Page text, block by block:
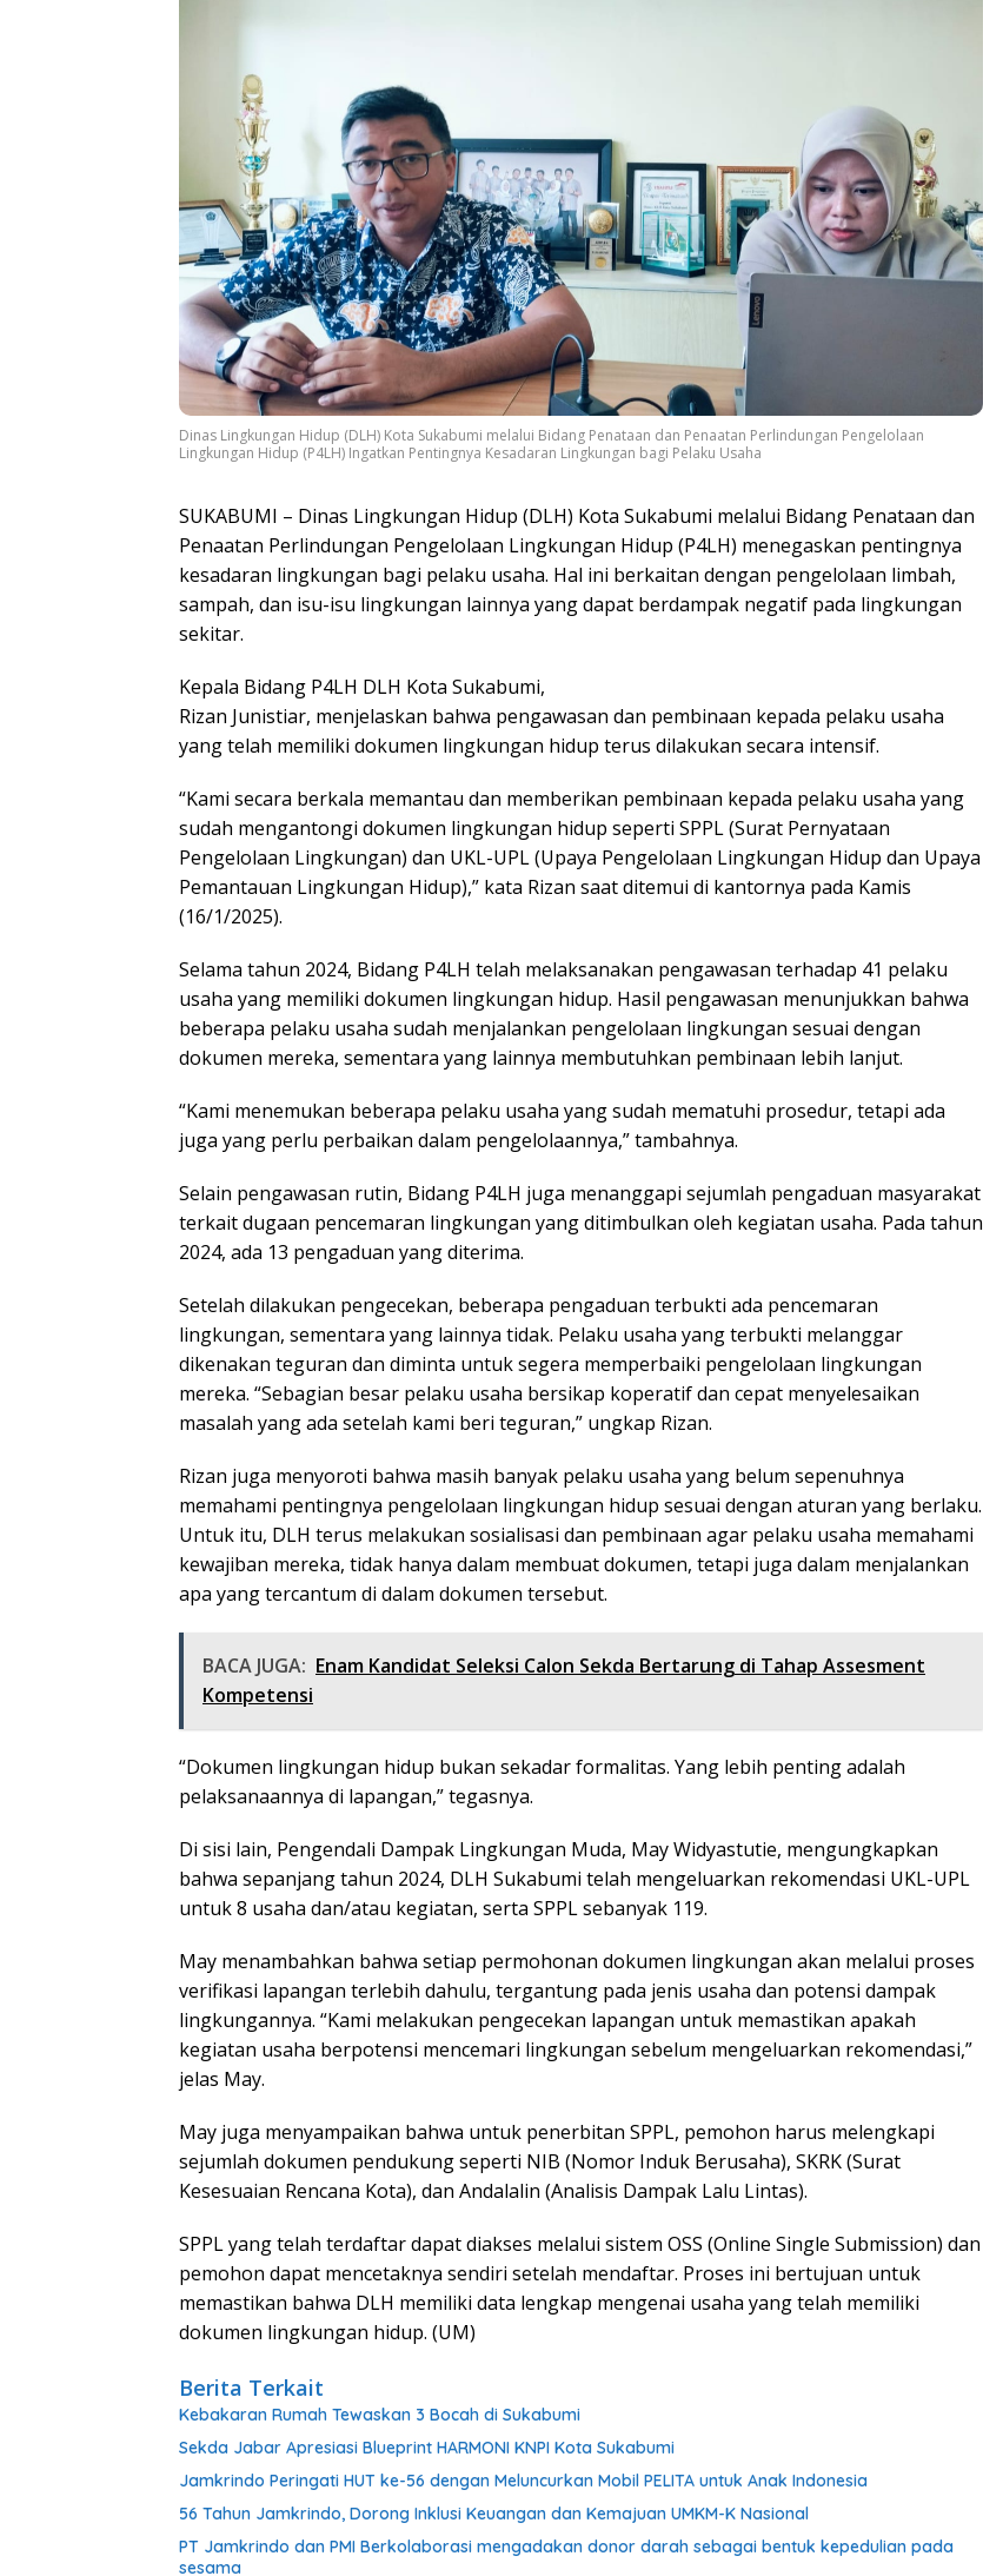
Dinas Lingkungan Hidup (DLH) Kota Sukabumi melalui Bidang Penataan dan Penaatan Perlindungan Pengelolaan
Lingkungan Hidup (P4LH) Ingatkan Pentingnya Kesadaran Lingkungan bagi Pelaku Usaha
SUKABUMI – Dinas Lingkungan Hidup (DLH) Kota Sukabumi melalui Bidang Penataan dan
Penaatan Perlindungan Pengelolaan Lingkungan Hidup (P4LH) menegaskan pentingnya
kesadaran lingkungan bagi pelaku usaha. Hal ini berkaitan dengan pengelolaan limbah,
sampah, dan isu-isu lingkungan lainnya yang dapat berdampak negatif pada lingkungan
sekitar.
Kepala Bidang P4LH DLH Kota Sukabumi,
Rizan Junistiar, menjelaskan bahwa pengawasan dan pembinaan kepada pelaku usaha
yang telah memiliki dokumen lingkungan hidup terus dilakukan secara intensif.
“Kami secara berkala memantau dan memberikan pembinaan kepada pelaku usaha yang
sudah mengantongi dokumen lingkungan hidup seperti SPPL (Surat Pernyataan
Pengelolaan Lingkungan) dan UKL-UPL (Upaya Pengelolaan Lingkungan Hidup dan Upaya
Pemantauan Lingkungan Hidup),” kata Rizan saat ditemui di kantornya pada Kamis
(16/1/2025).
Selama tahun 2024, Bidang P4LH telah melaksanakan pengawasan terhadap 41 pelaku
usaha yang memiliki dokumen lingkungan hidup. Hasil pengawasan menunjukkan bahwa
beberapa pelaku usaha sudah menjalankan pengelolaan lingkungan sesuai dengan
dokumen mereka, sementara yang lainnya membutuhkan pembinaan lebih lanjut.
“Kami menemukan beberapa pelaku usaha yang sudah mematuhi prosedur, tetapi ada
juga yang perlu perbaikan dalam pengelolaannya,” tambahnya.
Selain pengawasan rutin, Bidang P4LH juga menanggapi sejumlah pengaduan masyarakat
terkait dugaan pencemaran lingkungan yang ditimbulkan oleh kegiatan usaha. Pada tahun
2024, ada 13 pengaduan yang diterima.
Setelah dilakukan pengecekan, beberapa pengaduan terbukti ada pencemaran
lingkungan, sementara yang lainnya tidak. Pelaku usaha yang terbukti melanggar
dikenakan teguran dan diminta untuk segera memperbaiki pengelolaan lingkungan
mereka. “Sebagian besar pelaku usaha bersikap koperatif dan cepat menyelesaikan
masalah yang ada setelah kami beri teguran,” ungkap Rizan.
Rizan juga menyoroti bahwa masih banyak pelaku usaha yang belum sepenuhnya
memahami pentingnya pengelolaan lingkungan hidup sesuai dengan aturan yang berlaku.
Untuk itu, DLH terus melakukan sosialisasi dan pembinaan agar pelaku usaha memahami
kewajiban mereka, tidak hanya dalam membuat dokumen, tetapi juga dalam menjalankan
apa yang tercantum di dalam dokumen tersebut.
BACA JUGA: Enam Kandidat Seleksi Calon Sekda Bertarung di Tahap Assesment
Kompetensi
“Dokumen lingkungan hidup bukan sekadar formalitas. Yang lebih penting adalah
pelaksanaannya di lapangan,” tegasnya.
Di sisi lain, Pengendali Dampak Lingkungan Muda, May Widyastutie, mengungkapkan
bahwa sepanjang tahun 2024, DLH Sukabumi telah mengeluarkan rekomendasi UKL-UPL
untuk 8 usaha dan/atau kegiatan, serta SPPL sebanyak 119.
May menambahkan bahwa setiap permohonan dokumen lingkungan akan melalui proses
verifikasi lapangan terlebih dahulu, tergantung pada jenis usaha dan potensi dampak
lingkungannya. “Kami melakukan pengecekan lapangan untuk memastikan apakah
kegiatan usaha berpotensi mencemari lingkungan sebelum mengeluarkan rekomendasi,”
jelas May.
May juga menyampaikan bahwa untuk penerbitan SPPL, pemohon harus melengkapi
sejumlah dokumen pendukung seperti NIB (Nomor Induk Berusaha), SKRK (Surat
Kesesuaian Rencana Kota), dan Andalalin (Analisis Dampak Lalu Lintas).
SPPL yang telah terdaftar dapat diakses melalui sistem OSS (Online Single Submission) dan
pemohon dapat mencetaknya sendiri setelah mendaftar. Proses ini bertujuan untuk
memastikan bahwa DLH memiliki data lengkap mengenai usaha yang telah memiliki
dokumen lingkungan hidup. (UM)
Berita Terkait
Kebakaran Rumah Tewaskan 3 Bocah di Sukabumi
Sekda Jabar Apresiasi Blueprint HARMONI KNPI Kota Sukabumi
Jamkrindo Peringati HUT ke-56 dengan Meluncurkan Mobil PELITA untuk Anak Indonesia
56 Tahun Jamkrindo, Dorong Inklusi Keuangan dan Kemajuan UMKM-K Nasional
PT Jamkrindo dan PMI Berkolaborasi mengadakan donor darah sebagai bentuk kepedulian pada
sesama